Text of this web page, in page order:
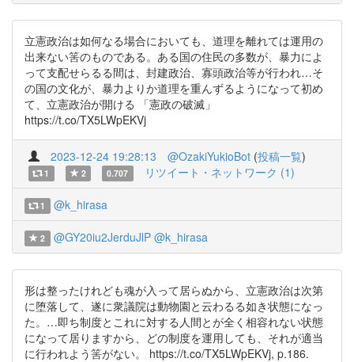
立憲政治は如何なる場合においても、道理を離れては運用の
出来ない筈のものである。ある国の住民の多数が、暴力によ
って支配せらるる間は、封建政治、寡頭政治等が行われ…そ
の国の文化が、暴力よりか道理を重んずるようになって初め
て、立憲政治が開ける 「憲政の破滅」
https://t.co/TX5LWpEKVj
2023-12-24 19:28:13 @OzakiYukioBot (投稿一覧)
1 2 0.707 リツイート・ネットワーク (1)
1 @k_hirasa
2 @GY20iu2JerduJlP @k_hirasa
形は整ったけれども魂が入って居らぬから、立憲政治は次第
に堕落して、遂に衆議院は動物園と云わるる如き状態になっ
た。…即ち制度とこれに対する人間とが全く相容れない状態
になって居りますから、どの制度を運用しても、それが適当
に行われよう筈がない。 https://t.co/TX5LWpEKVj, p.186.